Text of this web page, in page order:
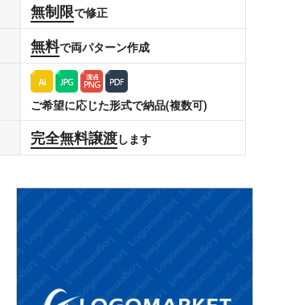
無制限で修正
無料で両パターン作成
ご希望に応じた形式で納品(複数可)
完全無料譲渡します